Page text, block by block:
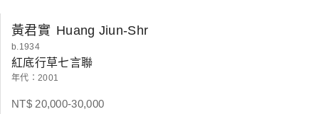
黃君實 Huang Jiun-Shr
b.1934
紅底行草七言聯
年代：2001
NT$ 20,000-30,000